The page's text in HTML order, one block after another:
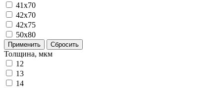
41x70
42x70
42x75
50x80
Применить Сбросить
Толщина, мкм
12
13
14